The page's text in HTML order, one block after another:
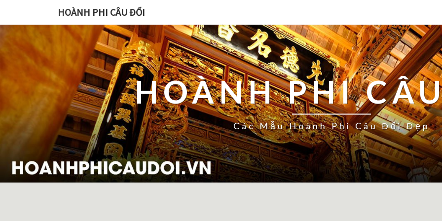
HOÀNH PHI CÂU ĐỐI
HOÀNH PHI
Các Mẫu Hoành Phi Câu Đối Đẹp